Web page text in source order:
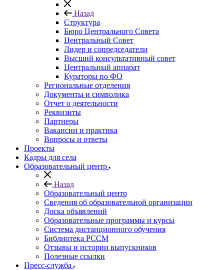
Назад
Структура
Бюро Центрального Совета
Центральный Совет
Лидер и сопредседатели
Высший консультативный совет
Центральный аппарат
Кураторы по ФО
Региональные отделения
Документы и символика
Отчет о деятельности
Реквизиты
Партнеры
Вакансии и практика
Вопросы и ответы
Проекты
Кадры для села
Образовательный центр
Назад
Образовательный центр
Сведения об образовательной организации
Доска объявлений
Образовательные программы и курсы
Система дистанционного обучения
Библиотека РССМ
Отзывы и истории выпускников
Полезные ссылки
Пресс-служба